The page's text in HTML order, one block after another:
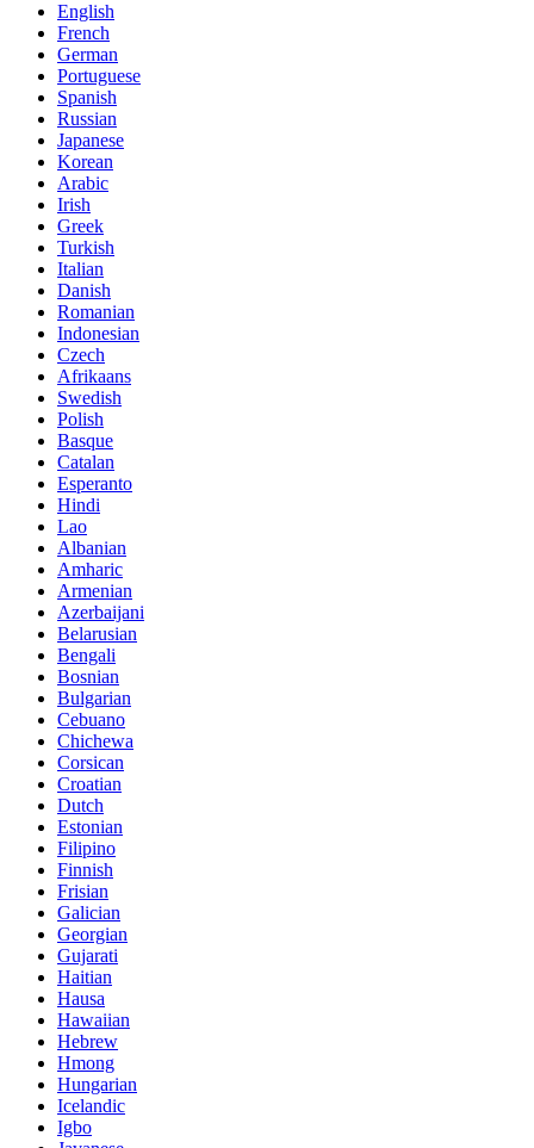
English
French
German
Portuguese
Spanish
Russian
Japanese
Korean
Arabic
Irish
Greek
Turkish
Italian
Danish
Romanian
Indonesian
Czech
Afrikaans
Swedish
Polish
Basque
Catalan
Esperanto
Hindi
Lao
Albanian
Amharic
Armenian
Azerbaijani
Belarusian
Bengali
Bosnian
Bulgarian
Cebuano
Chichewa
Corsican
Croatian
Dutch
Estonian
Filipino
Finnish
Frisian
Galician
Georgian
Gujarati
Haitian
Hausa
Hawaiian
Hebrew
Hmong
Hungarian
Icelandic
Igbo